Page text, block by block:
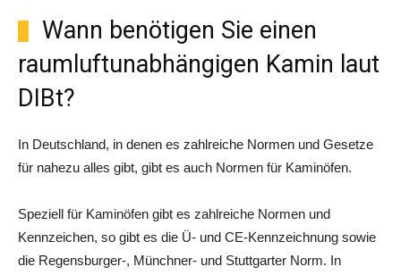
Wann benötigen Sie einen
raumluftunabhängigen Kamin laut
DIBt?
In Deutschland, in denen es zahlreiche Normen und Gesetze
für nahezu alles gibt, gibt es auch Normen für Kaminöfen.
Speziell für Kaminöfen gibt es zahlreiche Normen und
Kennzeichen, so gibt es die Ü- und CE-Kennzeichnung sowie
die Regensburger-, Münchner- und Stuttgarter Norm. In